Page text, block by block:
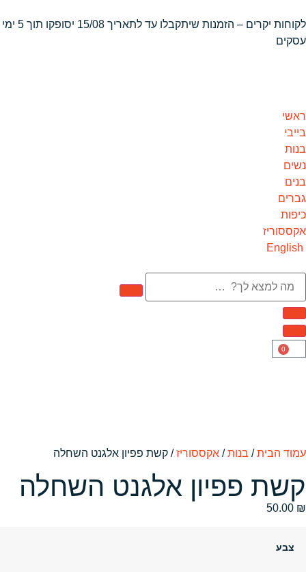
לקוחות יקרים – הזמנות שיתקבלו
עד לתאריך 15/08 יסופקו תוך 5 ימי
עסקים
ראשי
בייבי
בנות
נשים
בנים
גברים
כיפות
אקססוריז
English
0
עמוד הבית/ בנות/ אקססוריז/ קשת פפיון אלגנט השחלה
קשת פפיון אלגנט השחלה
50.00 ₪
צבע